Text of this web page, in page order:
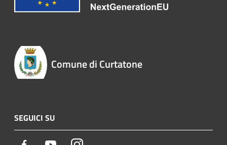
Comune di Curtatone
SEGUICI SU